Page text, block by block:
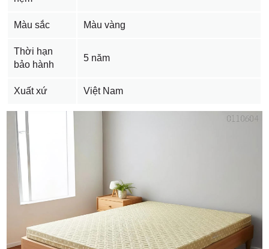
Màu sắc Màu vàng
Thời hạn
bảo hành
5 năm
Xuất xứ Việt Nam